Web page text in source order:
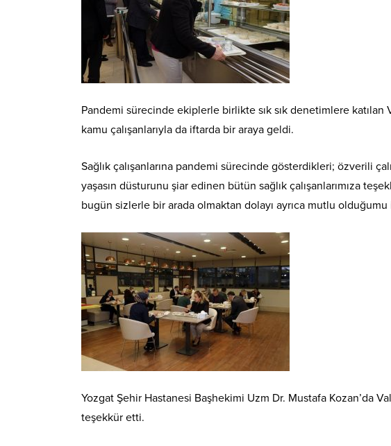
Pandemi sürecinde ekiplerle birlikte sık sık denetimlere
kamu çalışanlarıyla da iftarda bir araya geldi.
Sağlık çalışanlarına pandemi sürecinde gösterdikleri; özverili
yaşasın düsturunu şiar edinen bütün sağlık çalışanlarımıza
bugün sizlerle bir arada olmaktan dolayı ayrıca mutlu
Yozgat Şehir Hastanesi Başhekimi Uzm Dr. Mustafa Kozan’da
teşekkür etti.